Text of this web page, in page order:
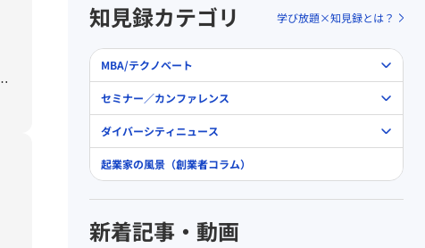
知見録カテゴリ 学び放題×知見録とは？
MBA/テクノベート
セミナー／カンファレンス
ダイバーシティニュース
起業家の風景（創業者コラム）
新着記事・動画